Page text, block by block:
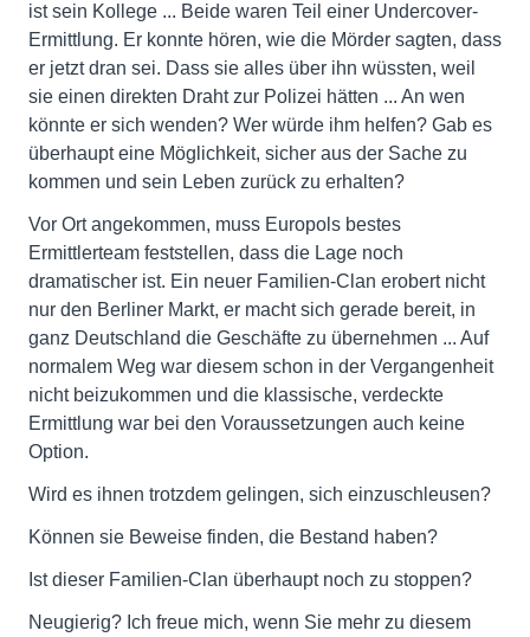
ist sein Kollege ... Beide waren Teil einer Undercover-
Ermittlung. Er konnte hören, wie die Mörder sagten, dass
er jetzt dran sei. Dass sie alles über ihn wüssten, weil
sie einen direkten Draht zur Polizei hätten ... An wen
könnte er sich wenden? Wer würde ihm helfen? Gab es
überhaupt eine Möglichkeit, sicher aus der Sache zu
kommen und sein Leben zurück zu erhalten?
Vor Ort angekommen, muss Europols bestes
Ermittlerteam feststellen, dass die Lage noch
dramatischer ist. Ein neuer Familien-Clan erobert nicht
nur den Berliner Markt, er macht sich gerade bereit, in
ganz Deutschland die Geschäfte zu übernehmen ... Auf
normalem Weg war diesem schon in der Vergangenheit
nicht beizukommen und die klassische, verdeckte
Ermittlung war bei den Voraussetzungen auch keine
Option.
Wird es ihnen trotzdem gelingen, sich einzuschleusen?
Können sie Beweise finden, die Bestand haben?
Ist dieser Familien-Clan überhaupt noch zu stoppen?
Neugierig? Ich freue mich, wenn Sie mehr zu diesem